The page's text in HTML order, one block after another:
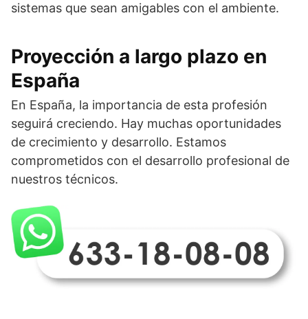
sistemas que sean amigables con el ambiente.
Proyección a largo plazo en
España
En España, la importancia de esta profesión
seguirá creciendo. Hay muchas oportunidades
de crecimiento y desarrollo. Estamos
comprometidos con el desarrollo profesional de
nuestros técnicos.